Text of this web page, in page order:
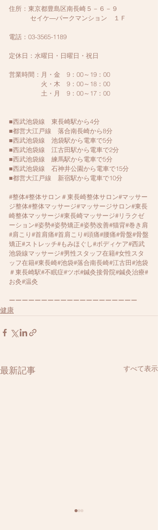
住所：東京都豊島区南長崎５－６－９
セイケ―パークマンション　１Ｆ
電話：03-3565-1189
定休日：水曜日・日曜日・祝日
営業時間：月・金　9：00～19：00
火・木　9：00～18：00
土・月　9：00～17：00
■西武池袋線　東長崎駅から4分
■都営大江戸線　落合南長崎から8分
■西武池袋線　池袋駅から電車で5分
■西武池袋線　江古田駅から電車で2分
■西武池袋線　練馬駅から電車で5分
■西武池袋線　石神井公園から電車で15分
■都営大江戸線　新宿駅から電車で10分
#整体#整体サロン＃東長崎整体サロン#マッサー
ジ整体#整体マッサージ#マッサージサロン#東長
崎整体マッサージ#東長崎マッサージ#リラクゼ
ーション#姿勢#姿勢矯正#姿勢改善#猫背#巻き肩
#肩こり#首肩痛#首肩こり#頭痛#腰痛#骨盤#骨盤
矯正#ストレッチ#もみほぐし#ボディケア#西武
池袋線マッサージ#男性スタッフ在籍#女性スタ
ッフ在籍#東長崎#池袋#落合南長崎#江古田#池袋
＃東長崎駅#不眠症#ツボ#鍼灸接骨院#鍼灸治療#
お灸#温灸
ーーーーーーーーーーーーーーーーーーーー
健康
最新記事 すべて表示